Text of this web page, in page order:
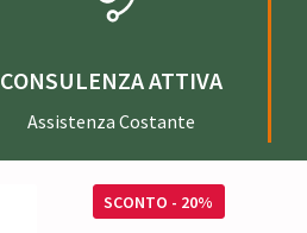
CONSULENZA ATTIVA
Assistenza Costante
SCONTO - 20%